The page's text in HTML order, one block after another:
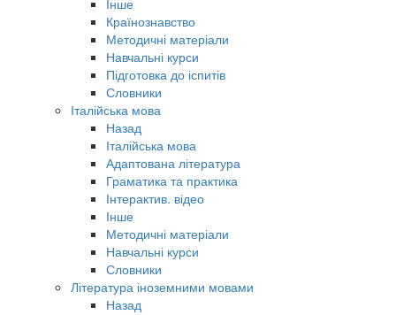
Інше
Країнознавство
Методичні матеріали
Навчальні курси
Підготовка до іспитів
Словники
Італійська мова
Назад
Італійська мова
Адаптована література
Граматика та практика
Інтерактив. відео
Інше
Методичні матеріали
Навчальні курси
Словники
Література іноземними мовами
Назад